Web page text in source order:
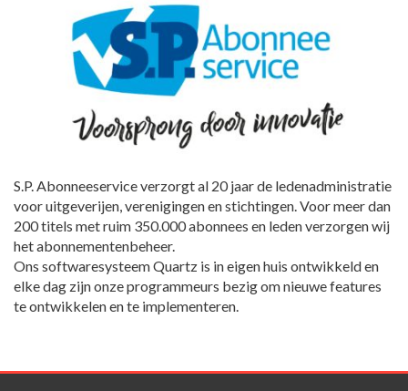
S.P. Abonneeservice verzorgt al 20 jaar de ledenadministratie
voor uitgeverijen, verenigingen en stichtingen. Voor meer dan
200 titels met ruim 350.000 abonnees en leden verzorgen wij
het abonnementenbeheer.
Ons softwaresysteem Quartz is in eigen huis ontwikkeld en
elke dag zijn onze programmeurs bezig om nieuwe features
te ontwikkelen en te implementeren.